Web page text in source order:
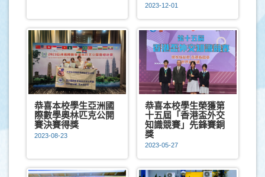
2023-12-01
恭喜本校學生亞洲國
際數學奧林匹克公開
賽決賽得獎
2023-08-23
恭喜本校學生榮獲第
十五屆「香港盃外交
知識競賽」先鋒賽銅
獎
2023-05-27